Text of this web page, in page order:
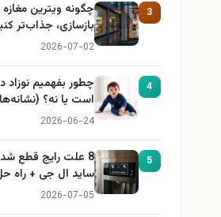
3
چگونه ویترین مغازه
بازسازی، جذاب‌تر
2026-07-02
4
چطور بفهمیم
است یا نه؟
باید بداند)
2026-06-24
5
8 علت رایج قطع
ساید ال جی + راه
2026-07-05